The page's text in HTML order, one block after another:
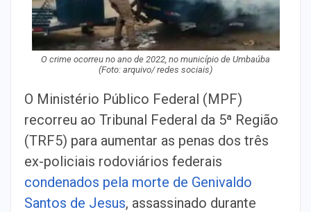
O crime ocorreu no ano de 2022, no município de Umbaúba
(Foto: arquivo/ redes sociais)
O Ministério Público Federal (MPF)
recorreu ao Tribunal Federal da 5ª Região
(TRF5) para aumentar as penas dos três
ex-policiais rodoviários federais
condenados pela morte de Genivaldo
Santos de Jesus, assassinado durante